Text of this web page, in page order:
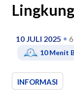
10 JULI 2025
10Menit
INFORMASI